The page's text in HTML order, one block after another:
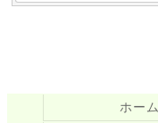
ホーム